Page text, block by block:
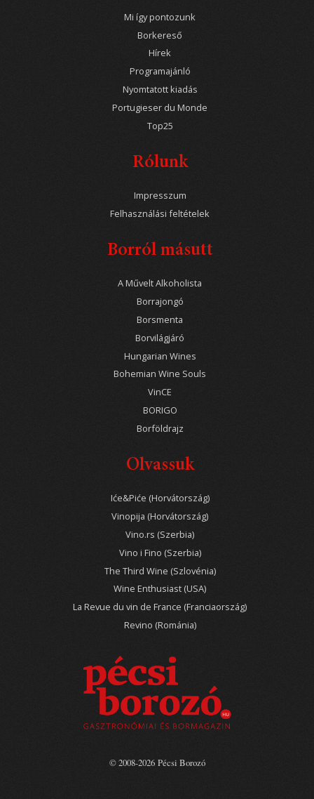
Mi így pontozunk
Borkereső
Hírek
Programajánló
Nyomtatott kiadás
Portugieser du Monde
Top25
Rólunk
Impresszum
Felhasználási feltételek
Borról másutt
A Művelt Alkoholista
Borrajongó
Borsmenta
Borvilágjáró
Hungarian Wines
Bohemian Wine Souls
VinCE
BORIGO
Borföldrajz
Olvassuk
Iće&Piće (Horvátország)
Vinopija (Horvátország)
Vino.rs (Szerbia)
Vino i Fino (Szerbia)
The Third Wine (Szlovénia)
Wine Enthusiast (USA)
La Revue du vin de France (Franciaország)
Revino (Románia)
© 2008-2026 Pécsi Borozó